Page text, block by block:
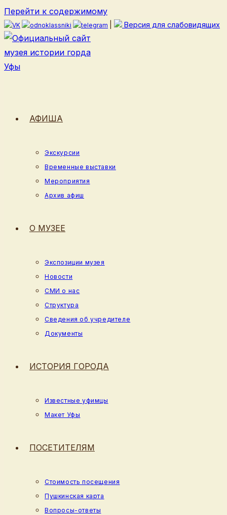
Перейти к содержимому
Версия для слабовидящих
АФИША
Экскурсии
Временные выставки
Мероприятия
Архив афиш
О МУЗЕЕ
Экспозиции музея
Новости
СМИ о нас
Структура
Сведения об учредителе
Документы
ИСТОРИЯ ГОРОДА
Известные уфимцы
Макет Уфы
ПОСЕТИТЕЛЯМ
Стоимость посещения
Пушкинская карта
Вопросы-ответы